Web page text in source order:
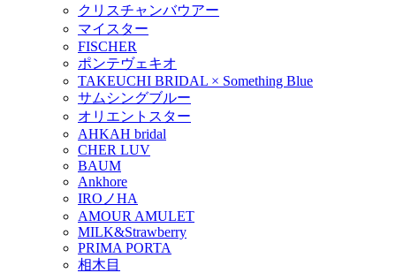
クリスチャンバウアー
マイスター
FISCHER
ポンテヴェキオ
TAKEUCHI BRIDAL × Something Blue
サムシングブルー
オリエントスター
AHKAH bridal
CHER LUV
BAUM
Ankhore
IROノHA
AMOUR AMULET
MILK&Strawberry
PRIMA PORTA
相木目